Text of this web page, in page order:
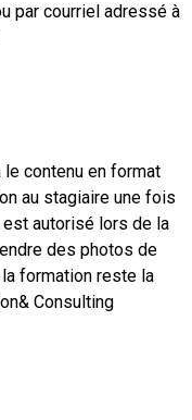
par courriel adressé à
contenu en format
au stagiaire une fois
autorisé lors de la
des photos de
la formation reste la
Consulting